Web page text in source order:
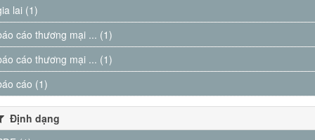
lai (1)
cáo thương mại ... (1)
cáo thương mại ... (1)
cáo (1)
Định dạng